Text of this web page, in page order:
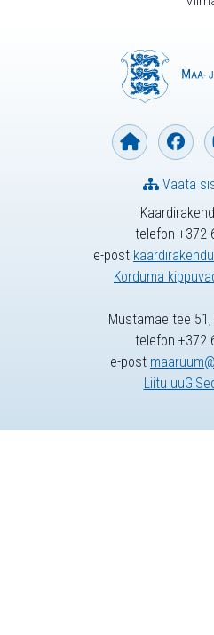
telefon +372
e-post
Korduma
Vaata
Mustamäe tee
telefon +372
e-post
Liitu